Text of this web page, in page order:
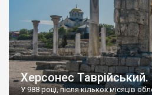
Херсонес
У 988 році, після кількох місяців